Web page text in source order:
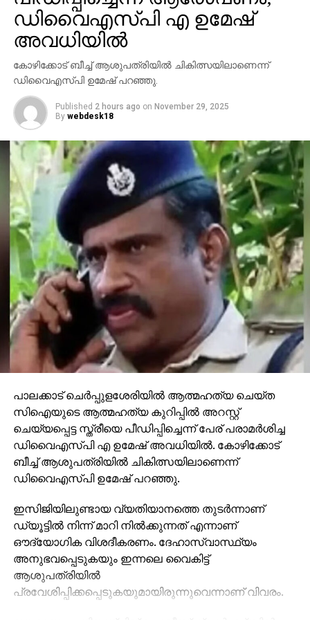
ഡിവൈഎസ്പി എ ഉമേഷ്
അവധിയില്‍
കോഴിക്കോട് ബീച്ച് ആശുപത്രിയില്‍ ചികിത്സയിലാണെന്ന്
ഡിവൈഎസ്പി ഉമേഷ് പറഞ്ഞു.
Published 2 hours ago on November 29, 2025
By webdesk18
പാലക്കാട് ചെര്‍പ്പുളശേരിയില്‍ ആത്മഹത്യ ചെയ്ത
സിഐയുടെ ആത്മഹത്യ കുറിപ്പില്‍ അറസ്റ്റ്
ചെയ്യപ്പെട്ട സ്ത്രീയെ പീഡിപ്പിച്ചെന്ന് പേര് പരാമര്‍ശിച്ച
ഡിവൈഎസ്പി എ ഉമേഷ് അവധിയില്‍. കോഴിക്കോട്
ബീച്ച് ആശുപത്രിയില്‍ ചികിത്സയിലാണെന്ന്
ഡിവൈഎസ്പി ഉമേഷ് പറഞ്ഞു.
ഇസിജിയിലുണ്ടായ വ്യതിയാനത്തെ തുടര്‍ന്നാണ്
ഡ്യൂട്ടില്‍ നിന്ന് മാറി നില്‍ക്കുന്നത് എന്നാണ്
ഔദ്യോഗിക വിശദീകരണം. ദേഹാസ്വാസ്ഥ്യം
അനുഭവപ്പെടുകയും ഇന്നലെ വൈകിട്ട്
ആശുപത്രിയില്‍
പ്രവേശിപ്പിക്കപ്പെടുകയുമായിരുന്നുവെന്നാണ് വിവരം.